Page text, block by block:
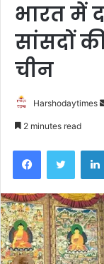
भारत में
सांसदों
चीन
Harshodaytimes
2 minutes read
Facebook